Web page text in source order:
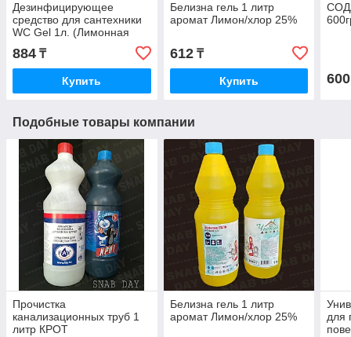
Дезинфицирующее
средство для сантехники
WC Gel 1л. (Лимонная
свежесть)
884 ₸
Купить
Белизна гель 1 литр
аромат Лимон/хлор 25%
612₸
Купить 600
Подобные товары компании
Прочистка
канализационных труб 1
литр КРОТ
Белизна гель 1 литр
аромат Лимон/хлор 25%
для